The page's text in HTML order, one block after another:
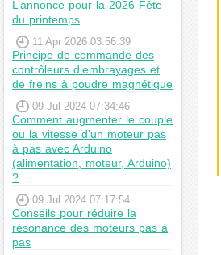
L’annonce pour la 2026 Fête
du printemps
11 Apr 2026 03:56:39
Principe de commande des
contrôleurs d’embrayages et
de freins à poudre magnétique
09 Jul 2024 07:34:46
Comment augmenter le couple
ou la vitesse d'un moteur pas
à pas avec Arduino
(alimentation, moteur, Arduino)
?
09 Jul 2024 07:17:54
Conseils pour réduire la
résonance des moteurs pas à
pas